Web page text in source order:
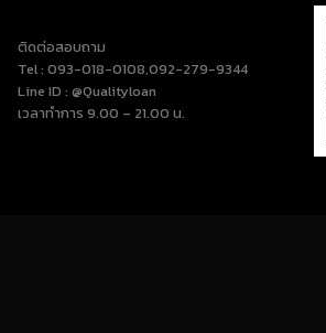
ติดต่อสอบถาม
Tel : 093-018-0108,092-279-9344
Line ID : @Qualityloan
เวลาทำการ 9.00 – 21.00 น.